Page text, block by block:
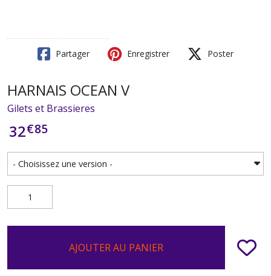
Partager Enregistrer Poster
HARNAIS OCEAN V
Gilets et Brassieres
32€85
AJOUTER AU PANIER